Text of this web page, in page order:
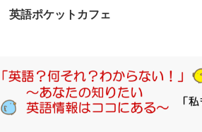
英語ポケットカフェ